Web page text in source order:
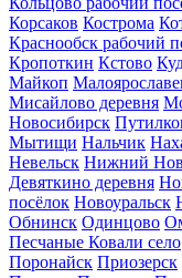
Корсаков Кострома
Краснообск рабочий
Кропоткин Кстово
Майкоп
Мисайлово деревня
Новосибирск
Мытищи Нальчик
Невельск Нижний
Девяткино деревня
посёлок Новоуральск
Обнинск Одинцово
Песчаные Ковали село
Поронайск Приозерск